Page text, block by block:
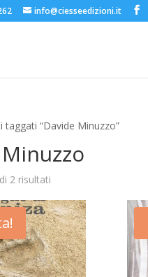
info@ciesseedizioni.it
“Davide Minuzzo”
2 risultati